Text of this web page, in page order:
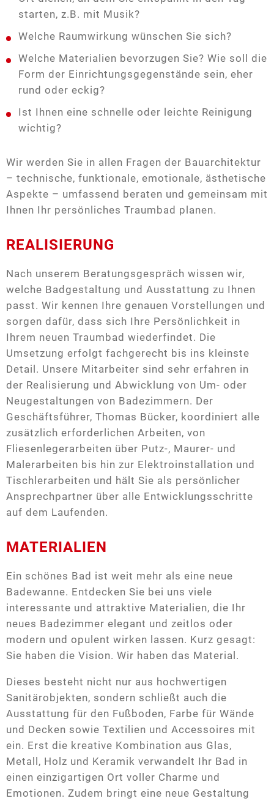
starten, z.B. mit Musik?
Welche Raumwirkung wünschen Sie sich?
Welche Materialien bevorzugen Sie? Wie soll die
Form der Einrichtungsgegenstände sein, eher
rund oder eckig?
Ist Ihnen eine schnelle oder leichte Reinigung
wichtig?
Wir werden Sie in allen Fragen der Bauarchitektur
– technische, funktionale, emotionale, ästhetische
Aspekte – umfassend beraten und gemeinsam mit
Ihnen Ihr persönliches Traumbad planen.
REALISIERUNG
Nach unserem Beratungsgespräch wissen wir,
welche Badgestaltung und Ausstattung zu Ihnen
passt. Wir kennen Ihre genauen Vorstellungen und
sorgen dafür, dass sich Ihre Persönlichkeit in
Ihrem neuen Traumbad wiederfindet. Die
Umsetzung erfolgt fachgerecht bis ins kleinste
Detail. Unsere Mitarbeiter sind sehr erfahren in
der Realisierung und Abwicklung von Um- oder
Neugestaltungen von Badezimmern. Der
Geschäftsführer, Thomas Bücker, koordiniert alle
zusätzlich erforderlichen Arbeiten, von
Fliesenlegerarbeiten über Putz-, Maurer- und
Malerarbeiten bis hin zur Elektroinstallation und
Tischlerarbeiten und hält Sie als persönlicher
Ansprechpartner über alle Entwicklungsschritte
auf dem Laufenden.
MATERIALIEN
Ein schönes Bad ist weit mehr als eine neue
Badewanne. Entdecken Sie bei uns viele
interessante und attraktive Materialien, die Ihr
neues Badezimmer elegant und zeitlos oder
modern und opulent wirken lassen. Kurz gesagt:
Sie haben die Vision. Wir haben das Material.
Dieses besteht nicht nur aus hochwertigen
Sanitärobjekten, sondern schließt auch die
Ausstattung für den Fußboden, Farbe für Wände
und Decken sowie Textilien und Accessoires mit
ein. Erst die kreative Kombination aus Glas,
Metall, Holz und Keramik verwandelt Ihr Bad in
einen einzigartigen Ort voller Charme und
Emotionen. Zudem bringt eine neue Gestaltung